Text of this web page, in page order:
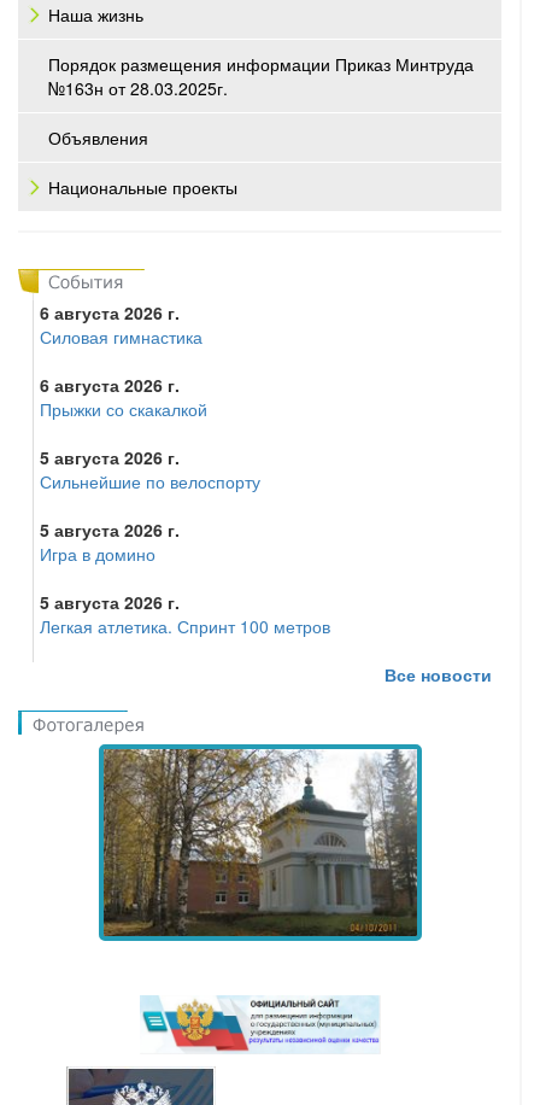
Наша жизнь
Порядок размещения информации Приказ Минтруда
№163н от 28.03.2025г.
Объявления
Национальные проекты
6 августа 2026 г.
Силовая гимнастика
6 августа 2026 г.
Прыжки со скакалкой
5 августа 2026 г.
Сильнейшие по велоспорту
5 августа 2026 г.
Игра в домино
5 августа 2026 г.
Легкая атлетика. Спринт 100 метров
Все новости